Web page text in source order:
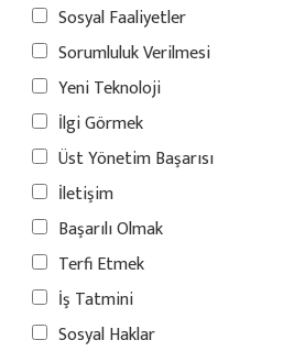
Sosyal Faaliyetler
Sorumluluk Verilmesi
Yeni Teknoloji
İlgi Görmek
Üst Yönetim Başarısı
İletişim
Başarılı Olmak
Terfi Etmek
İş Tatmini
Sosyal Haklar